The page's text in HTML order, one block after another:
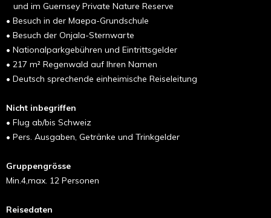
und im Guernsey Private Nature Reserve
• Besuch in der Maepa-Grundschule
• Besuch der Onjala-Sternwarte
• Nationalparkgebühren und Eintrittsgelder
• 217 m² Regenwald auf Ihren Namen
• Deutsch sprechende einheimische Reiseleitung
Nicht inbegriffen
• Flug ab/bis Schweiz
• Pers. Ausgaben, Getränke und Trinkgelder
Gruppengrösse
Min.4,max. 12 Personen
Reisedaten